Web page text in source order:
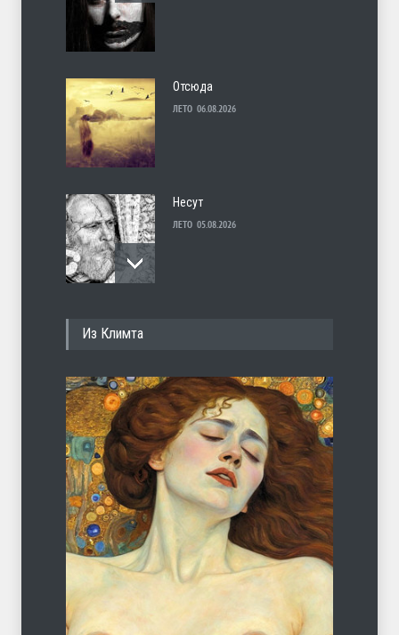
Отсюда
ЛЕТО 06.08.2026
Несут
ЛЕТО 05.08.2026
С теплотой
ЛЕТО 03.08.2026
Марципан (из Агнии Барто)
ЛЕТО 31.07.2026
Из Климта